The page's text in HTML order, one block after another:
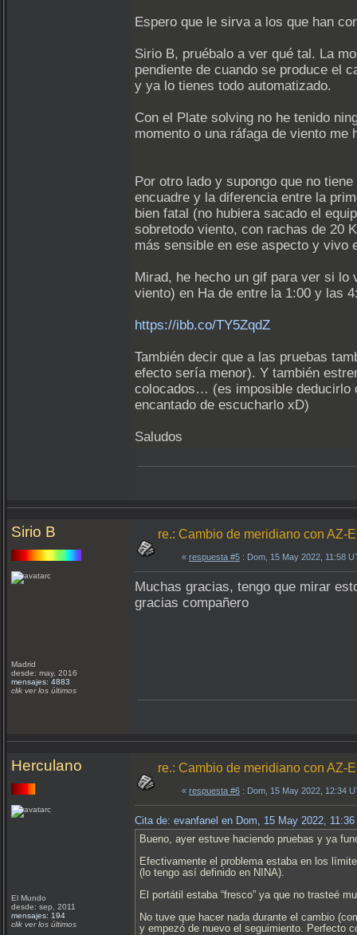
Espero que le sirva a los que han
Sirio B, pruébalo a ver qué tal. La
pendiente de cuando se produce el
y ya lo tienes todo automatizado.
Con el Plate solving no he tenido
momento o una ráfaga de viento
Por otro lado y supongo que no
encuadre y la diferencia entre la
bien fatal (no hubiera sacado el
sobretodo viento, con rachas de 20
más sensible en ese aspecto y
Mirad, he hecho un gif para ver si lo
viento) en Ha de entre la 1:00 y las
https://ibb.co/TY5ZqdZ
También decir que a las pruebas
efecto sería menor). Y también
colocados… (es imposible deducirlo
encantado de escucharlo xD)
Saludos
Sirio B
Madrid
desde: may, 2016
mensajes: 4883
clik ver los últimos
re.: Cambio de meridiano con AZ-
« respuesta #5 : Dom, 15 May 2022, 11:58
Muchas gracias, tengo que mirar
gracias compañero
Herculano
El Mundo
desde: sep, 2011
mensajes: 194
clik ver los últimos
re.: Cambio de meridiano con AZ-
« respuesta #6 : Dom, 15 May 2022, 12:34
Cita de: evanfanel en Dom, 15 May 2022, 11:36
Bueno, ayer estuve haciendo pruebas y ya
Efectivamente el problema estaba en los
(lo tengo así definido en NINA).
El portátil estaba “fresco” ya que no trasteé
No tuve que hacer nada durante el cambio
y empezó de nuevo el seguimiento. Perfecto